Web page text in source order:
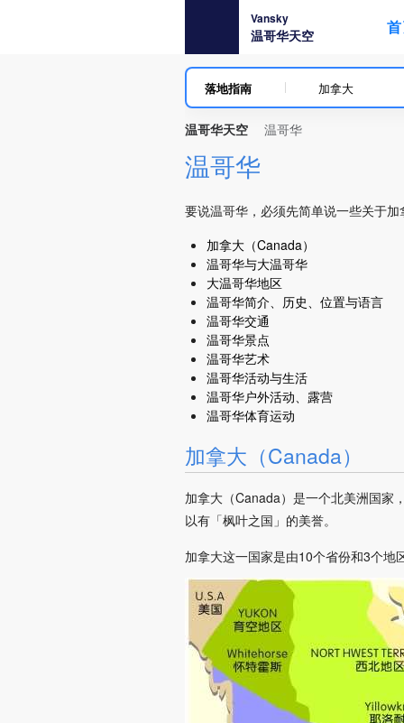
Vansky
温哥华天空
落地指南 加拿大
温哥华天空 温哥华
温哥华
要说温哥华，必须先简单说一些关于
加拿大（Canada）
温哥华与大温哥华
大温哥华地区
温哥华简介、历史、位置与语言
温哥华交通
温哥华景点
温哥华艺术
温哥华活动与生活
温哥华户外活动、露营
温哥华体育运动
加拿大（Canada）
加拿大（Canada）是一个北美洲国家
以有「枫叶之国」的美誉。
加拿大这一国家是由10个省份和3个地